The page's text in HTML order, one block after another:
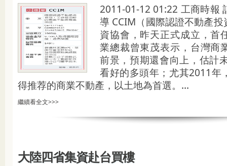
2011-01-12 01:22 工商時報
導 CCIM（國際認證不動產
資協會，昨天正式成立，首
業總裁曾東茂表示，台灣商
前景，預期還會向上，估計
看好的多頭年；尤其2011年
得推荐的商業不動產，以土地為首選。...
繼續看全文>>>
大陸四省集資赴台買樓